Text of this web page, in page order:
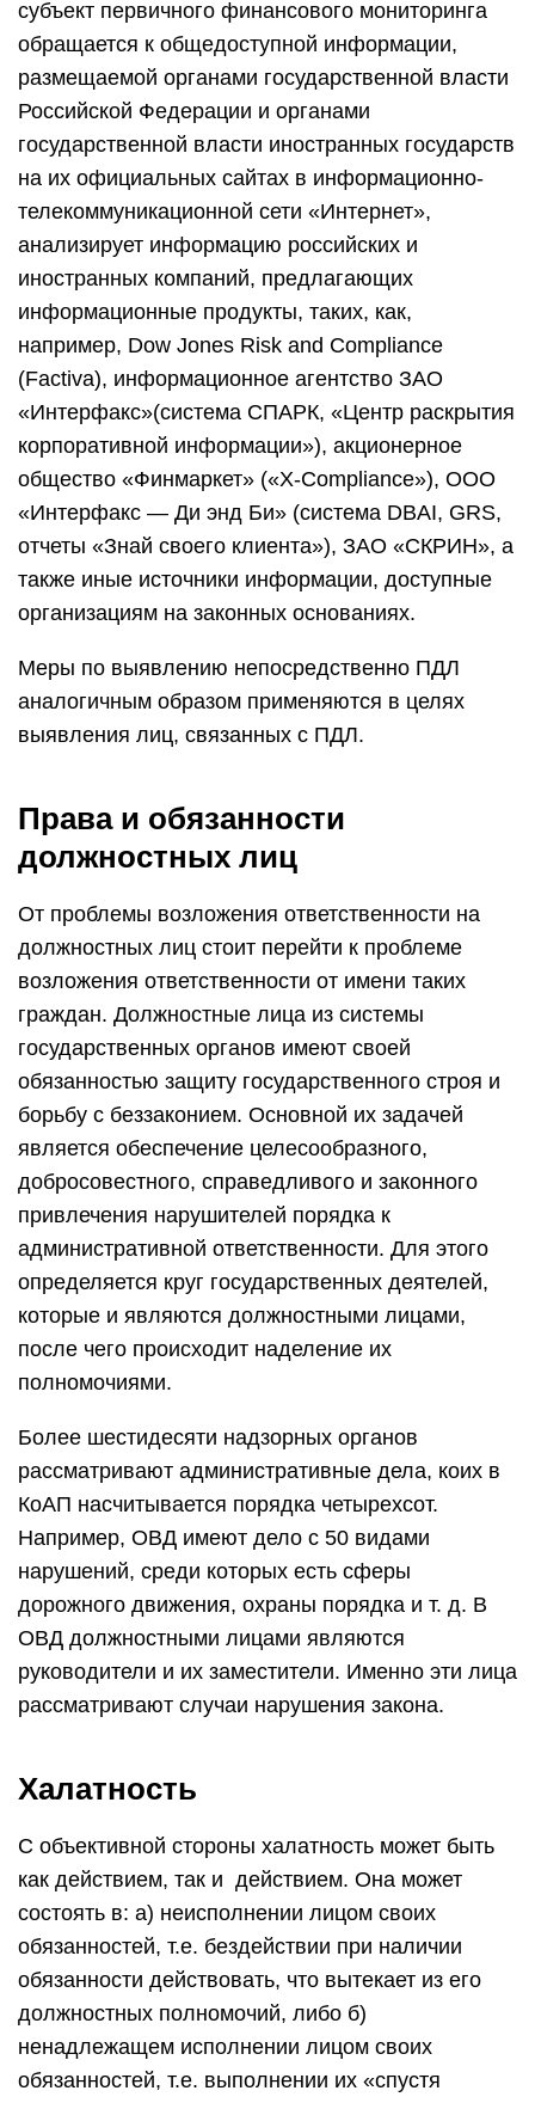
субъект первичного финансового мониторинга
обращается к общедоступной информации,
размещаемой органами государственной власти
Российской Федерации и органами
государственной власти иностранных государств
на их официальных сайтах в информационно-
телекоммуникационной сети «Интернет»,
анализирует информацию российских и
иностранных компаний, предлагающих
информационные продукты, таких, как,
например, Dow Jones Risk and Compliance
(Factiva), информационное агентство ЗАО
«Интерфакс»(система СПАРК, «Центр раскрытия
корпоративной информации»), акционерное
общество «Финмаркет» («X-Compliance»), ООО
«Интерфакс — Ди энд Би» (система DBAI, GRS,
отчеты «Знай своего клиента»), ЗАО «СКРИН», а
также иные источники информации, доступные
организациям на законных основаниях.
Меры по выявлению непосредственно ПДЛ
аналогичным образом применяются в целях
выявления лиц, связанных с ПДЛ.
Права и обязанности
должностных лиц
От проблемы возложения ответственности на
должностных лиц стоит перейти к проблеме
возложения ответственности от имени таких
граждан. Должностные лица из системы
государственных органов имеют своей
обязанностью защиту государственного строя и
борьбу с беззаконием. Основной их задачей
является обеспечение целесообразного,
добросовестного, справедливого и законного
привлечения нарушителей порядка к
административной ответственности. Для этого
определяется круг государственных деятелей,
которые и являются должностными лицами,
после чего происходит наделение их
полномочиями.
Более шестидесяти надзорных органов
рассматривают административные дела, коих в
КоАП насчитывается порядка четырехсот.
Например, ОВД имеют дело с 50 видами
нарушений, среди которых есть сферы
дорожного движения, охраны порядка и т. д. В
ОВД должностными лицами являются
руководители и их заместители. Именно эти лица
рассматривают случаи нарушения закона.
Халатность
С объективной стороны халатность может быть
как действием, так и действием. Она может
состоять в: а) неисполнении лицом своих
обязанностей, т.е. бездействии при наличии
обязанности действовать, что вытекает из его
должностных полномочий, либо б)
ненадлежащем исполнении лицом своих
обязанностей, т.е. выполнении их «спустя